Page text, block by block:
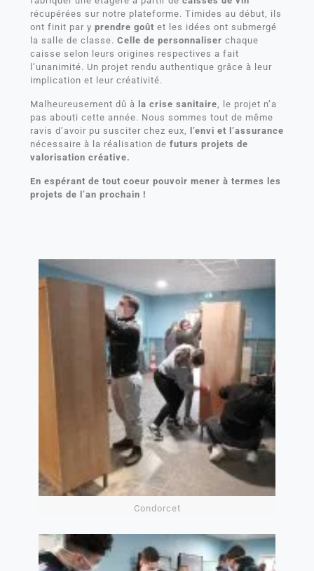
récupérées sur notre plateforme. Timides au début, ils
ont finit par y prendre goût et les idées ont submergé
la salle de classe. Celle de personnaliser chaque
caisse selon leurs origines respectives a fait
l’unanimité. Un projet rendu authentique grâce à leur
implication et leur créativité.
Malheureusement dû à la crise sanitaire , le projet n’a
pas abouti cette année. Nous sommes tout de même
ravis d’avoir pu susciter chez eux,
l’envi et l’assurance
nécessaire à la réalisation de futurs projets de
valorisation créative.
En espérant de tout coeur pouvoir mener à termes les
projets de l’an prochain !
Condorcet